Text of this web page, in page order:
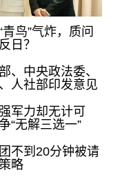
鸟”气炸，质问
日？
、中央政法委、
人社部印发意见
军力却无计可
“无解三选一”
不到20分钟被请
略